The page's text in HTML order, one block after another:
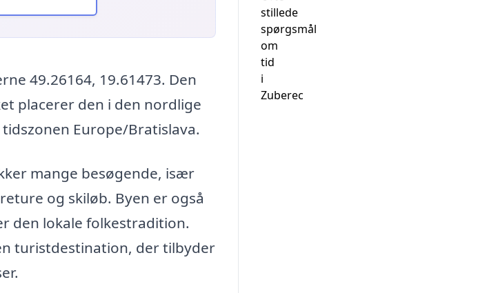
49.26164, 19.61473. Den
placerer den i den nordlige
Europe/Bratislava.
mange besøgende, især
og skiløb. Byen er også
den lokale folkestradition.
turistdestination, der tilbyder
stillede
spørgsmål
om
tid
i
Zuberec